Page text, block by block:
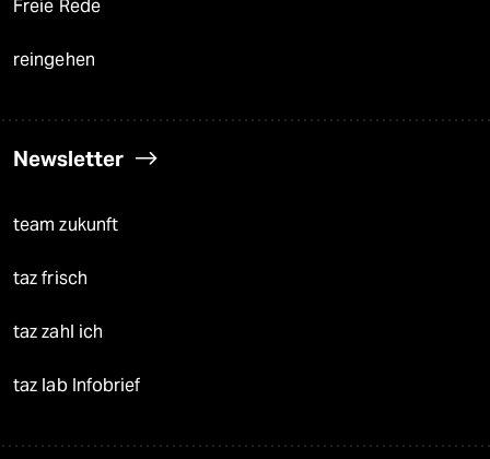
Freie Rede
reingehen
Newsletter
team zukunft
taz frisch
taz zahl ich
taz lab Infobrief